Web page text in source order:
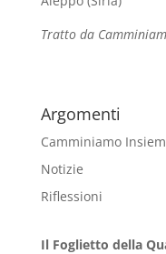
Tratto da
Argomenti
Camminiamo
Notizie
Riflessioni
Il Foglietto della